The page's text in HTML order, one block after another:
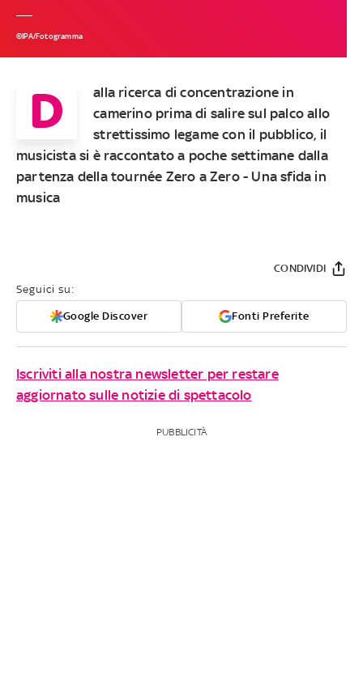
©IPA/Fotogramma
D
alla ricerca di concentrazione in
camerino prima di salire sul palco allo
strettissimo legame con il pubblico, il
musicista si è raccontato a poche settimane dalla
partenza della tournée Zero a Zero - Una sfida in
musica
Seguici su:
Google Discover Fonti Preferite
CONDIVIDI
Iscriviti alla nostra newsletter per restare
aggiornato sulle notizie di spettacolo
PUBBLICITÀ